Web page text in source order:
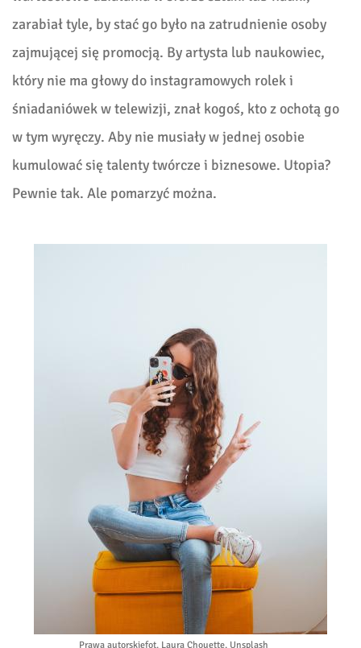
zarabiał tyle, by stać go było na zatrudnienie osoby
zajmującej się promocją. By artysta lub naukowiec,
który nie ma głowy do instagramowych rolek i
śniadaniówek w telewizji, znał kogoś, kto z ochotą go
w tym wyręczy. Aby nie musiały w jednej osobie
kumulować się talenty twórcze i biznesowe. Utopia?
Pewnie tak. Ale pomarzyć można.
Prawa autorskiefot. Laura Chouette, Unsplash